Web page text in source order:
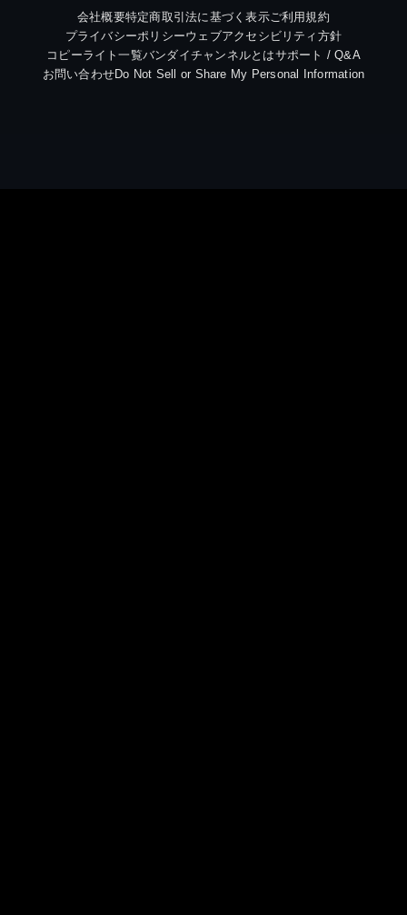
会社概要特定商取引法に基づく表示ご利用規約
プライバシーポリシーウェブアクセシビリティ方針
コピーライト一覧バンダイチャンネルとはサポート / Q&A
お問い合わせDo Not Sell or Share My Personal Information